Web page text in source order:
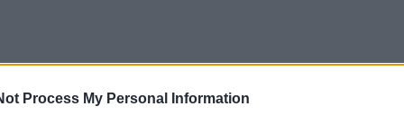
Process My Personal Information
atšilimas centrinėje bei rytinėje dalyse keičia